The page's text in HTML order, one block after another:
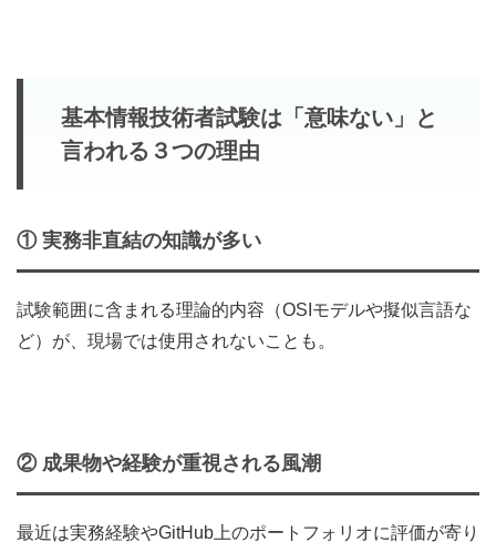
基本情報技術者試験は「意味ない」と
言われる３つの理由
① 実務非直結の知識が多い
試験範囲に含まれる理論的内容（OSIモデルや擬似言語な
ど）が、現場では使用されないことも。
② 成果物や経験が重視される風潮
最近は実務経験やGitHub上のポートフォリオに評価が寄り